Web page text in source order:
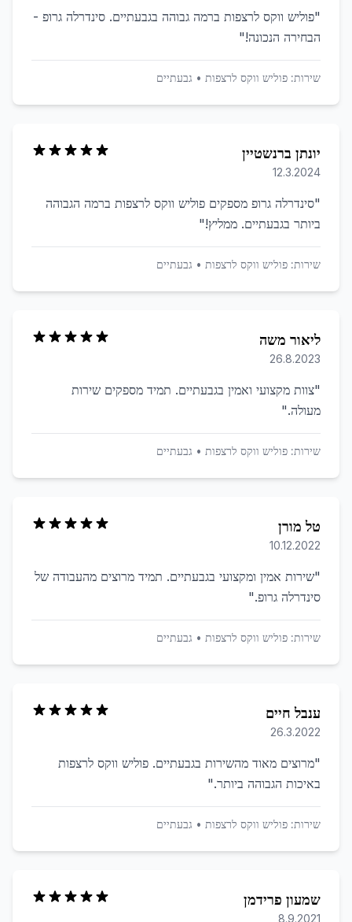
"פוליש ווקס לרצפות ברמה גבוהה בגבעתיים. סינדרלה גרופ -
הבחירה הנכונה!"
שירות: פוליש ווקס לרצפות • גבעתיים
יונתן ברנשטיין
12.3.2024
"סינדרלה גרופ מספקים פוליש ווקס לרצפות ברמה הגבוהה
ביותר בגבעתיים. ממליץ!"
שירות: פוליש ווקס לרצפות • גבעתיים
ליאור משה
26.8.2023
"צוות מקצועי ואמין בגבעתיים. תמיד מספקים שירות
מעולה."
שירות: פוליש ווקס לרצפות • גבעתיים
טל מורן
10.12.2022
"שירות אמין ומקצועי בגבעתיים. תמיד מרוצים מהעבודה של
סינדרלה גרופ."
שירות: פוליש ווקס לרצפות • גבעתיים
ענבל חיים
26.3.2022
"מרוצים מאוד מהשירות בגבעתיים. פוליש ווקס לרצפות
באיכות הגבוהה ביותר."
שירות: פוליש ווקס לרצפות • גבעתיים
שמעון פרידמן
8.9.2021